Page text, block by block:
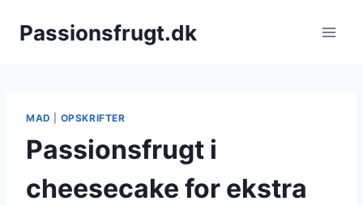
Passionsfrugt.dk
MAD OPSKRIFTER
Passionsfrugt i
cheesecake for ekstra